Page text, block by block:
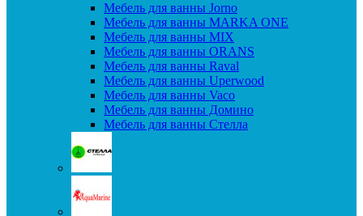
Мебель для ванны Jorno
Мебель для ванны MARKA ONE
Мебель для ванны MIX
Мебель для ванны ORANS
Мебель для ванны Raval
Мебель для ванны Uperwood
Мебель для ванны Vaco
Мебель для ванны Домино
Мебель для ванны Стелла